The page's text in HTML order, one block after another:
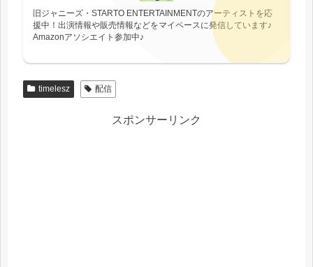
旧ジャニーズ・STARTO ENTERTAINMENTのアーティストを応
援中！出演情報や販売情報などをマイペースに発信しています♪
Amazonアソシエイト参加中♪
timelesz 配信
スポンサーリンク